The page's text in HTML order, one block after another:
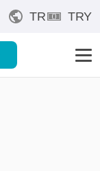
TR TRY